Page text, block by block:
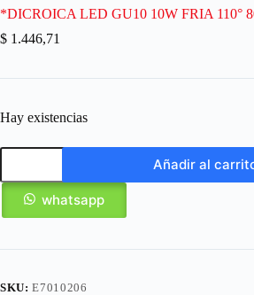
*DICROICA LED GU10 10W FRIA 110°
$ 1.446,71
Hay existencias
Añadir al
whatsapp
SKU:E7010206